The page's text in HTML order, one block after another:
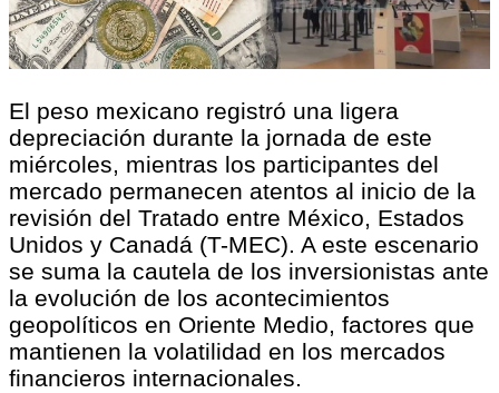
El peso mexicano registró una ligera
depreciación durante la jornada de este
miércoles, mientras los participantes del
mercado permanecen atentos al inicio de la
revisión del Tratado entre México, Estados
Unidos y Canadá (T-MEC). A este escenario
se suma la cautela de los inversionistas ante
la evolución de los acontecimientos
geopolíticos en Oriente Medio, factores que
mantienen la volatilidad en los mercados
financieros internacionales.